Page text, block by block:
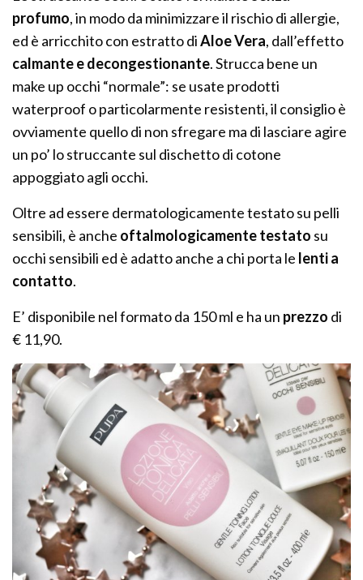
profumo, in modo da minimizzare il rischio di allergie,
ed è arricchito con estratto diAloe Vera, dall’effetto
calmante e decongestionante. Strucca bene un
make up occhi “normale”: se usate prodotti
waterproof o particolarmente resistenti, il consiglio è
ovviamente quello di non sfregare ma di lasciare agire
un po’ lo struccante sul dischetto di cotone
appoggiato agli occhi.
Oltre ad essere dermatologicamente testato su pelli
sensibili, è anche oftalmologicamentetestato su
occhi sensibili ed è adatto anche a chi porta le lenti a
contatto.
E’ disponibile nel formato da 150 ml e ha un prezzo di
€ 11,90.